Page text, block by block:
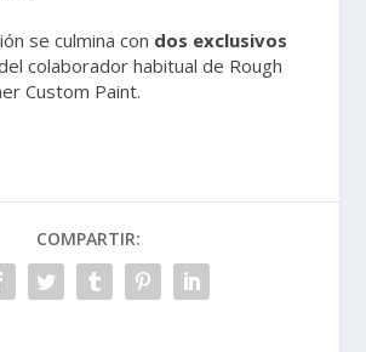
se culmina con dos exclusivos
colaborador habitual de Rough
Custom Paint.
COMPARTIR: